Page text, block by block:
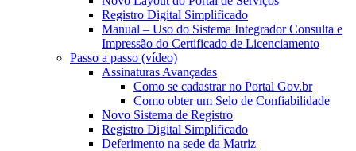
Registro Digital Simplificado
Manual – Uso do Sistema Integrador Consulta e
Impressão do Certificado de Licenciamento
Passo a passo (vídeo)
Assinaturas Avançadas
Como se cadastrar no Portal Gov.br
Como obter um Selo de Confiabilidade
Novo Sistema de Registro
Registro Digital Simplificado
Deferimento na sede da Matriz